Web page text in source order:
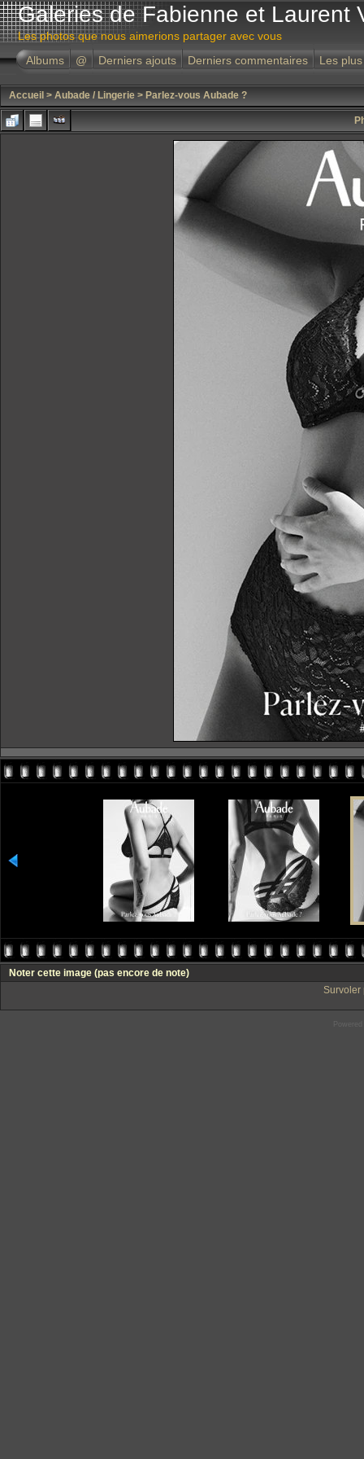
Galeries de Fabienne et Laurent
Les photos que nous aimerions partager avec vous
Albums
@ Derniers ajouts Derniers commentaires Les
Accueil > Aubade / Lingerie > Parlez-vous Aubade ?
Noter cette image (pas encore de note)
Survoler